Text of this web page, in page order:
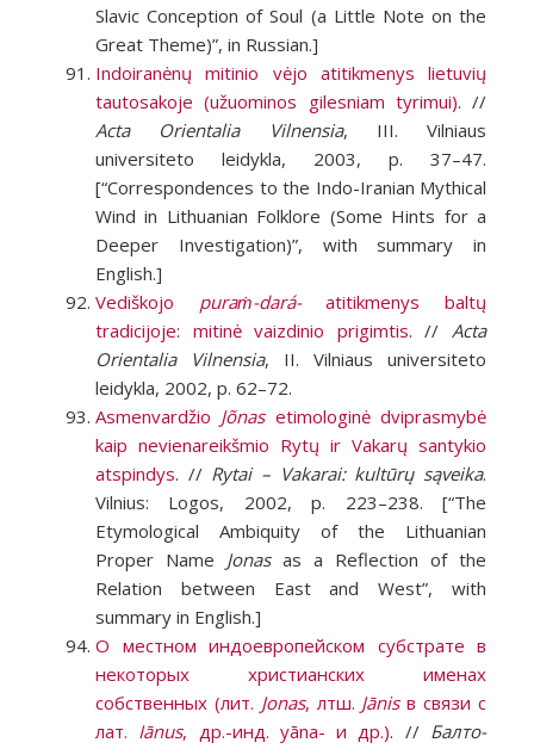
Slavic Conception of Soul (a Little Note on the
Great Theme)”, in Russian.]
Indoiranėnų mitinio vėjo atitikmenys lietuvių
tautosakoje (užuominos gilesniam tyrimui). //
Acta Orientalia Vilnensia, III. Vilniaus
universiteto leidykla, 2003, p. 37–47.
[“Correspondences to the Indo-Iranian Mythical
Wind in Lithuanian Folklore (Some Hints for a
Deeper Investigation)”, with summary in
English.]
Vediškojo puraṁ-dará-atitikmenys baltų
tradicijoje: mitinė vaizdinio prigimtis. //Acta
Orientalia Vilnensia, II. Vilniaus universiteto
leidykla, 2002, p. 62–72.
Asmenvardžio Jõnasetimologinė dviprasmybė
kaip nevienareikšmio Rytų ir Vakarų santykio
atspindys. // Rytai – Vakarai: kultūrų sąveika.
Vilnius: Logos, 2002, p. 223–238. [“The
Etymological Ambiquity of the Lithuanian
Proper Name Jonasas a Reflection of the
Relation between East and West”, with
summary in English.]
О местном индоевропейском субстрате в
некоторых христианских именах
собственных (лит. Jonas, лтш. Jānisв связи с
лат. Iānus, др.-инд. yāna- и др.). // Балто-